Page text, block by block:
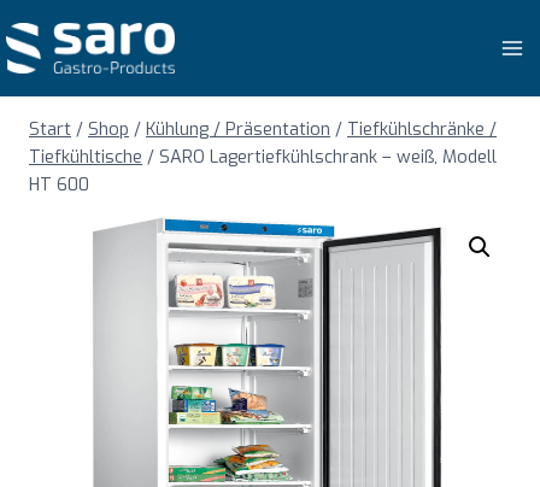
Inhalt
springen
Start / Shop / Kühlung / Präsentation / Tiefkühlschränke /
Tiefkühltische / SARO Lagertiefkühlschrank – weiß, Modell
HT 600